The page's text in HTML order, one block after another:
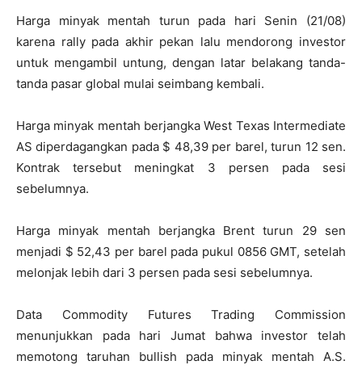
Harga minyak mentah turun pada hari Senin (21/08)
karena rally pada akhir pekan lalu mendorong investor
untuk mengambil untung, dengan latar belakang tanda-
tanda pasar global mulai seimbang kembali.
Harga minyak mentah berjangka West Texas Intermediate
AS diperdagangkan pada $ 48,39 per barel, turun 12 sen.
Kontrak tersebut meningkat 3 persen pada sesi
sebelumnya.
Harga minyak mentah berjangka Brent turun 29 sen
menjadi $ 52,43 per barel pada pukul 0856 GMT, setelah
melonjak lebih dari 3 persen pada sesi sebelumnya.
Data Commodity Futures Trading Commission
menunjukkan pada hari Jumat bahwa investor telah
memotong taruhan bullish pada minyak mentah A.S.